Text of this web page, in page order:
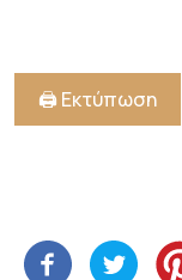
🖨️ Εκτύπωση